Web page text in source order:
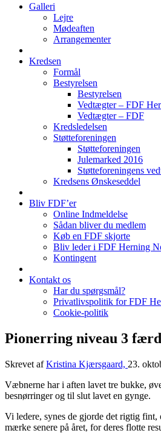
Galleri
Lejre
Mødeaften
Arrangementer
Kredsen
Formål
Bestyrelsen
Bestyrelsen
Vedtægter – FDF
Vedtægter – FDF
Kredsledelsen
Støtteforeningen
Støtteforeningen
Julemarked 2016
Støtteforeningens
Kredsens Ønskeseddel
Bliv FDF’er
Online Indmeldelse
Sådan bliver du medlem
Køb en FDF skjorte
Bliv leder i FDF Herning
Kontingent
Kontakt os
Har du spørgsmål?
Privatlivspolitik for FDF
Cookie-politik
Pionerring niveau 3
Skrevet afKristina Kjærsgaard, 23.
Væbnerne har i aften lavet tre bukke,
besnørringer og til slut lavet en gynge.
Vi ledere, synes de gjorde det rigtig
mærke senere på året, for deres flotte